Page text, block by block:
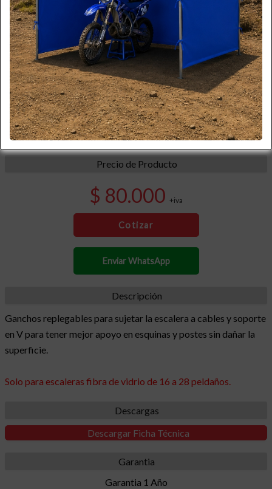
*imagen referencial
Código
PK-E03A
Precio de Producto
$ 80.000 +iva
Cotizar
Enviar WhatsApp
Descripción
Ganchos replegables para sujetar la escalera a cables y soporte
en V para tener mejor apoyo en esquinas y postes sin dañar la
superficie.
Solo para escaleras fibra de vidrio de 16 a 28 peldaños.
Descargas
Descargar Ficha Técnica
Garantia
Garantia 1 Año